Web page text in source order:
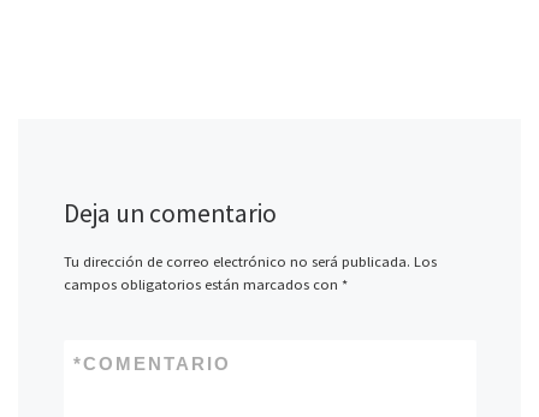
Deja un comentario
Tu dirección de correo electrónico no será publicada. Los
campos obligatorios están marcados con *
COMENTARIO
*